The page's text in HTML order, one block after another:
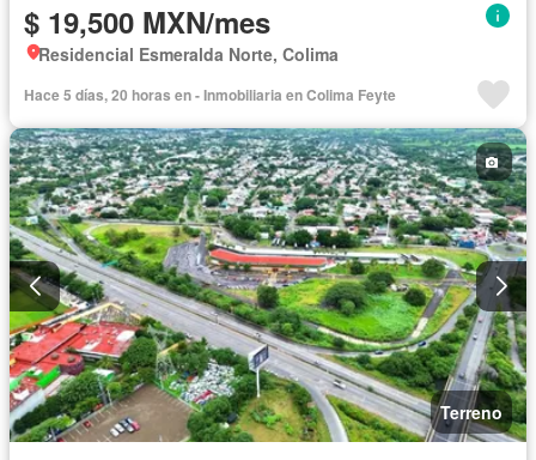
$ 19,500 MXN/mes
Residencial Esmeralda Norte, Colima
Hace 5 días, 20 horas en - Inmobiliaria en Colima Feyte
Terreno